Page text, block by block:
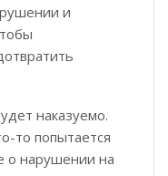
и
наказуемо.
то попытается
о нарушении на